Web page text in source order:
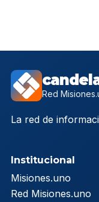
Red
La red de
Institucional
Misiones.uno
Red Misiones.uno